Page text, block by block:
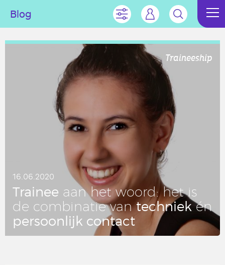
Blog
Traineeship
16.06.2020
Trainee aan het woord: het is
de com­bi­na­tie vantech­niekén
per­soon­lijk contact